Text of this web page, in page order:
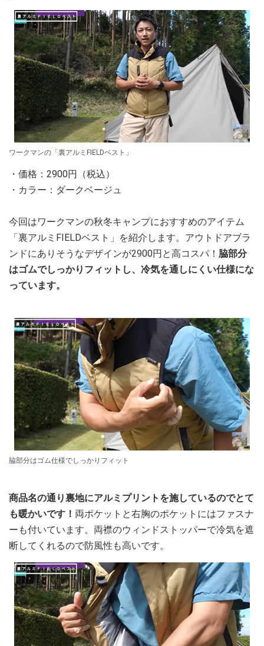
ワークマンの「裏アルミFIELDベスト」
・価格：2900円（税込）
・カラー：ダークベージュ
今回はワークマンの秋冬キャンプにおすすめのアイテム
「裏アルミFIELDベスト」を紹介します。アウトドアブラ
ンドにありそうなデザインが2900円と高コスパ！ 脇部分
はゴムでしっかりフィットし、冷気を通しにくい仕様にな
っています。
脇部分はゴム仕様でしっかりフィット
商品名の通り裏地にアルミプリントを施しているのでとて
も暖かいです！ 両ポケットと右胸のポケットにはファスナ
ーも付いています。両襟のウィンドストッパーで冷気を遮
断してくれるので防風性も高いです。